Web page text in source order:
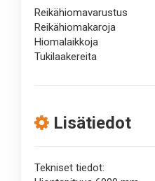
Reikähiomavarustus
Reikähiomakaroja
Hiomalaikkoja
Tukilaakereita
Lisätiedot
Tekniset tiedot: